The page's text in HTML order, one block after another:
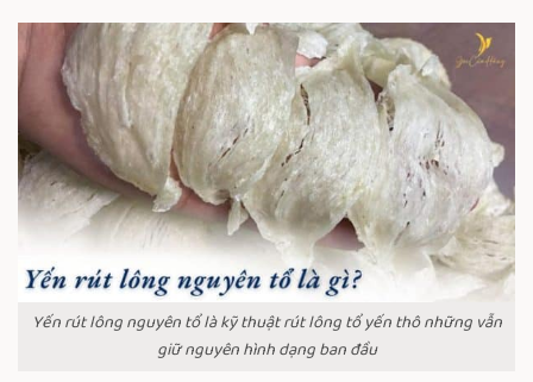
Yến rút lông nguyên tổ là kỹ thuật rút lông tổ yến thô những vẫn
giữ nguyên hình dạng ban đầu